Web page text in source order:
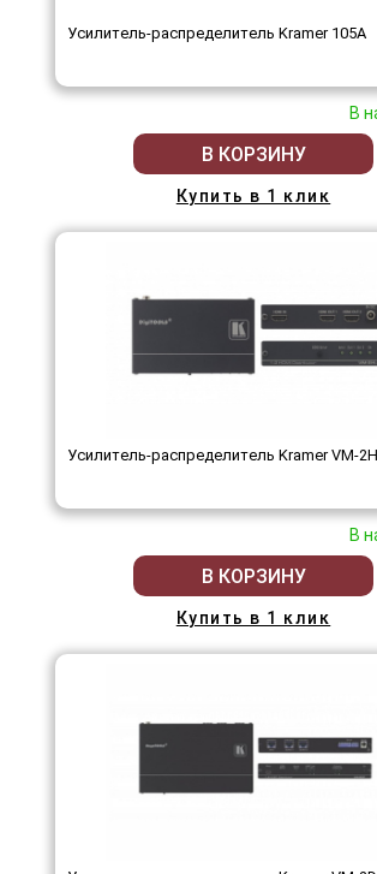
Усилитель-распределитель Kramer 105A
В
В КОРЗИНУ
Купить в 1 клик
Усилитель-распределитель Kramer VM-
В
В КОРЗИНУ
Купить в 1 клик